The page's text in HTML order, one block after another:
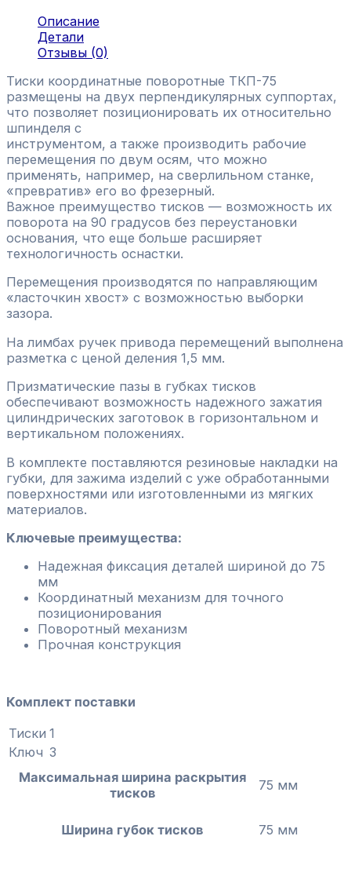
Описание
Детали
Отзывы (0)
Тиски координатные поворотные ТКП-75
размещены на двух перпендикулярных суппортах,
что позволяет позиционировать их относительно
шпинделя с
инструментом, а также производить рабочие
перемещения по двум осям, что можно
применять, например, на сверлильном станке,
«превратив» его во фрезерный.
Важное преимущество тисков — возможность их
поворота на 90 градусов без переустановки
основания, что еще больше расширяет
технологичность оснастки.
Перемещения производятся по направляющим
«ласточкин хвост» с возможностью выборки
зазора.
На лимбах ручек привода перемещений выполнена
разметка с ценой деления 1,5 мм.
Призматические пазы в губках тисков
обеспечивают возможность надежного зажатия
цилиндрических заготовок в горизонтальном и
вертикальном положениях.
В комплекте поставляются резиновые накладки на
губки, для зажима изделий с уже обработанными
поверхностями или изготовленными из мягких
материалов.
Ключевые преимущества:
Надежная фиксация деталей шириной до 75
мм
Координатный механизм для точного
позиционирования
Поворотный механизм
Прочная конструкция
Комплект поставки
Тиски 1
Ключ 3
Максимальная ширина раскрытия
тисков
75 мм
Ширина губок тисков 75 мм